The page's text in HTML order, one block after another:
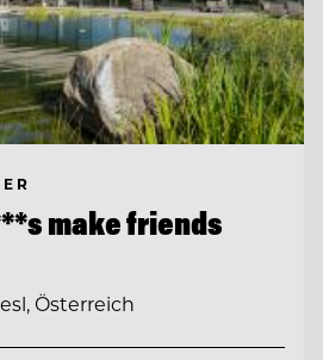
make friends
Österreich